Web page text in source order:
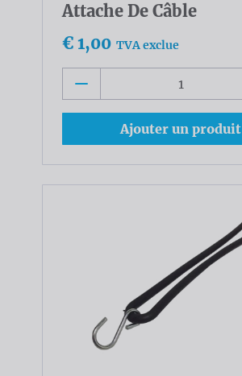
Attache De Câble
€ 1,00 TVA exclue
Ajouter un produit